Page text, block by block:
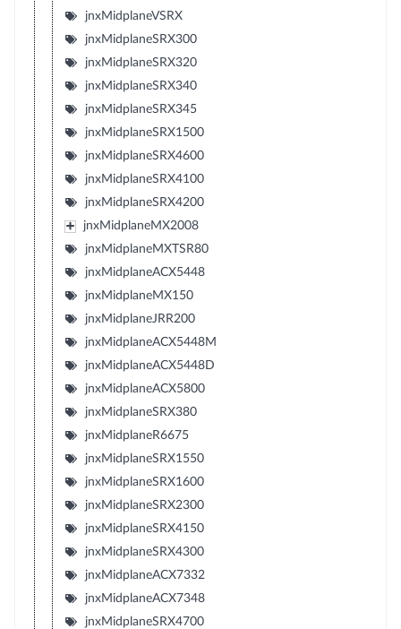
jnxMidplaneVSRX
jnxMidplaneSRX300
jnxMidplaneSRX320
jnxMidplaneSRX340
jnxMidplaneSRX345
jnxMidplaneSRX1500
jnxMidplaneSRX4600
jnxMidplaneSRX4100
jnxMidplaneSRX4200
jnxMidplaneMX2008
jnxMidplaneMXTSR80
jnxMidplaneACX5448
jnxMidplaneMX150
jnxMidplaneJRR200
jnxMidplaneACX5448M
jnxMidplaneACX5448D
jnxMidplaneACX5800
jnxMidplaneSRX380
jnxMidplaneR6675
jnxMidplaneSRX1550
jnxMidplaneSRX1600
jnxMidplaneSRX2300
jnxMidplaneSRX4150
jnxMidplaneSRX4300
jnxMidplaneACX7332
jnxMidplaneACX7348
jnxMidplaneSRX4700